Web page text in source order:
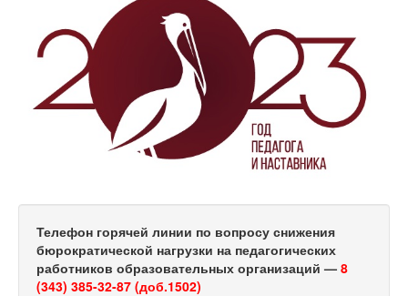
Телефон горячей линии по вопросу снижения
бюрократической нагрузки на педагогических
работников образовательных организаций — 8
(343) 385-32-87 (доб.1502)